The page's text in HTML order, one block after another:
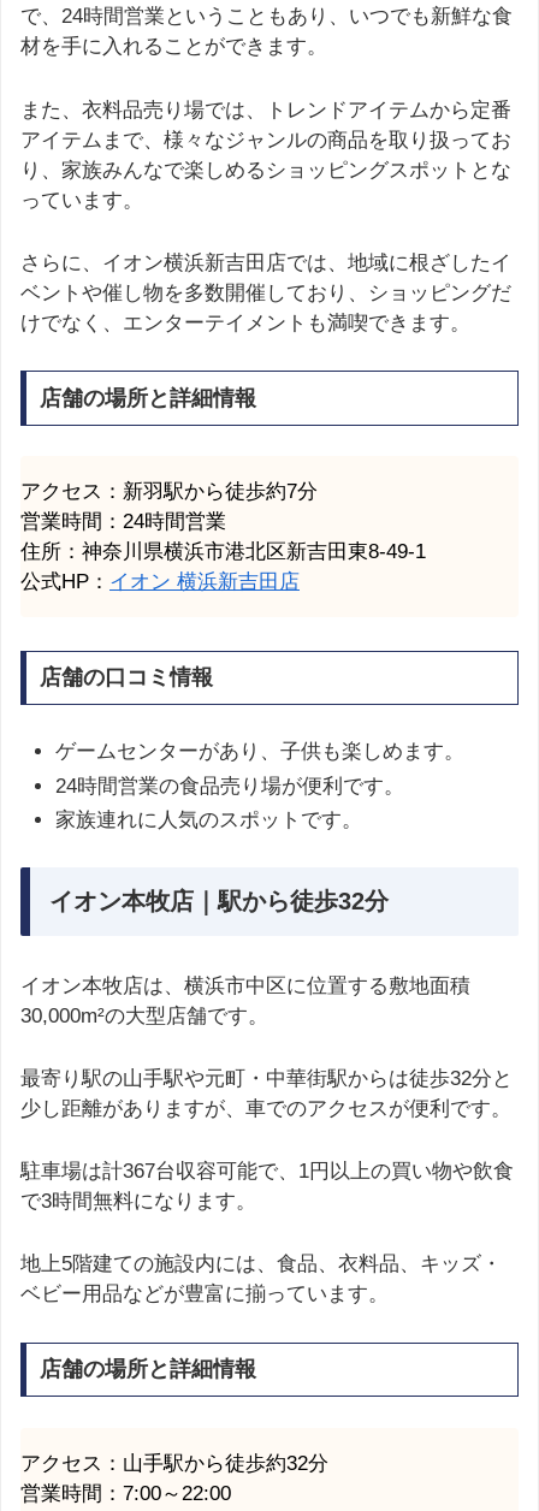
で、24時間営業ということもあり、いつでも新鮮な食
材を手に入れることができます。
また、衣料品売り場では、トレンドアイテムから定番
アイテムまで、様々なジャンルの商品を取り扱ってお
り、家族みんなで楽しめるショッピングスポットとな
っています。
さらに、イオン横浜新吉田店では、地域に根ざしたイ
ベントや催し物を多数開催しており、ショッピングだ
けでなく、エンターテイメントも満喫できます。
店舗の場所と詳細情報
アクセス：新羽駅から徒歩約7分
営業時間：24時間営業
住所：神奈川県横浜市港北区新吉田東8-49-1
公式HP： イオン 横浜新吉田店
店舗の口コミ情報
ゲームセンターがあり、子供も楽しめます。
24時間営業の食品売り場が便利です。
家族連れに人気のスポットです。
イオン本牧店｜駅から徒歩32分
イオン本牧店は、横浜市中区に位置する敷地面積
30,000m²の大型店舗です。
最寄り駅の山手駅や元町・中華街駅からは徒歩32分と
少し距離がありますが、車でのアクセスが便利です。
駐車場は計367台収容可能で、1円以上の買い物や飲食
で3時間無料になります。
地上5階建ての施設内には、食品、衣料品、キッズ・
ベビー用品などが豊富に揃っています。
店舗の場所と詳細情報
アクセス：山手駅から徒歩約32分
営業時間：7:00～22:00